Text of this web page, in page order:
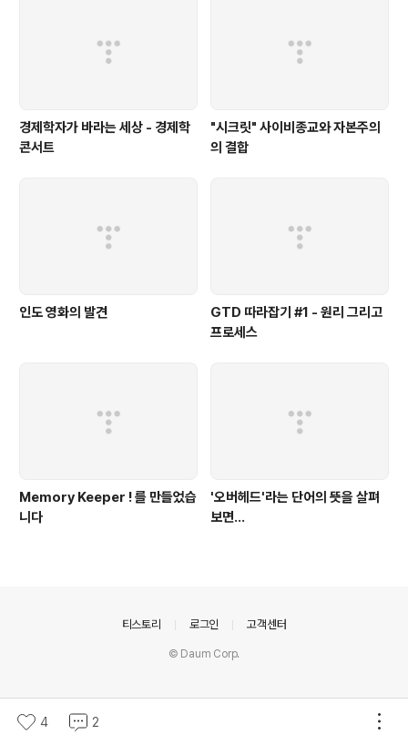
경제학자가 바라는 세상 - 경제학
콘서트
"시크릿" 사이비종교와 자본주의
의 결합
인도 영화의 발견
GTD 따라잡기 #1 - 원리 그리고
프로세스
Memory Keeper ! 를 만들었습
니다
'오버헤드'라는 단어의 뜻을 살펴
보면...
4 2
티스토리 로그인 고객센터
© Daum Corp.